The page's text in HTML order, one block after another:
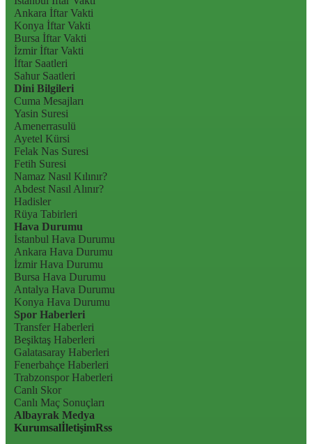
Ankara İftar Vakti
Konya İftar Vakti
Bursa İftar Vakti
İzmir İftar Vakti
İftar Saatleri
Sahur Saatleri
Dini Bilgileri
Cuma Mesajları
Yasin Suresi
Amenerrasulü
Ayetel Kürsi
Felak Nas Suresi
Fetih Suresi
Namaz Nasıl Kılınır?
Abdest Nasıl Alınır?
Hadisler
Rüya Tabirleri
Hava Durumu
İstanbul Hava Durumu
Ankara Hava Durumu
İzmir Hava Durumu
Bursa Hava Durumu
Antalya Hava Durumu
Konya Hava Durumu
Spor Haberleri
Transfer Haberleri
Beşiktaş Haberleri
Galatasaray Haberleri
Fenerbahçe Haberleri
Trabzonspor Haberleri
Canlı Skor
Canlı Maç Sonuçları
Albayrak Medya
KurumsalİletişimRss